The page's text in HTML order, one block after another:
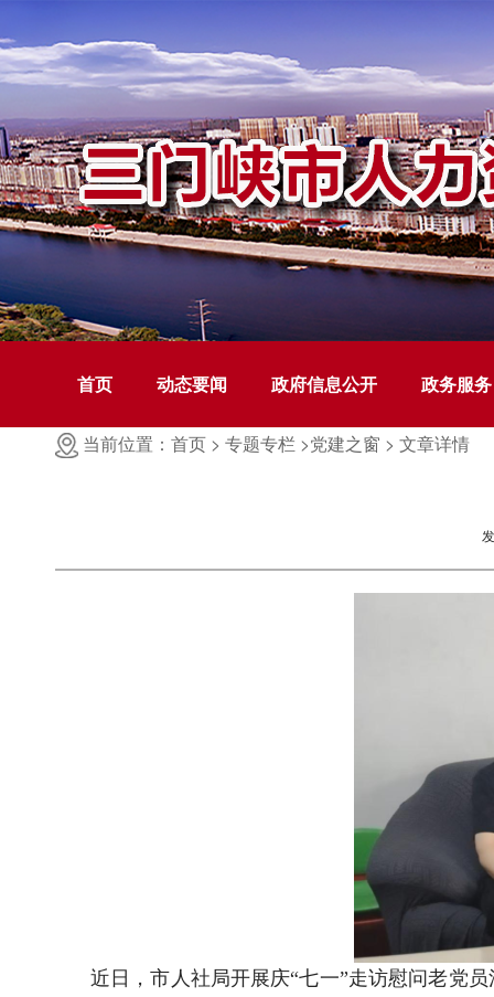
首页 动态要闻 政府信息公开 政务服务
当前位置：首页 > 专题专栏 >党建之窗 > 文章详情
近日，市人社局开展庆“七一”走访慰问老党